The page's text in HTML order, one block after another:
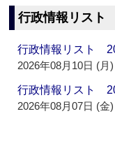
行政情報リスト
行政情報リスト
2026年08月10日 (月)
行政情報リスト
2026年08月07日 (金)